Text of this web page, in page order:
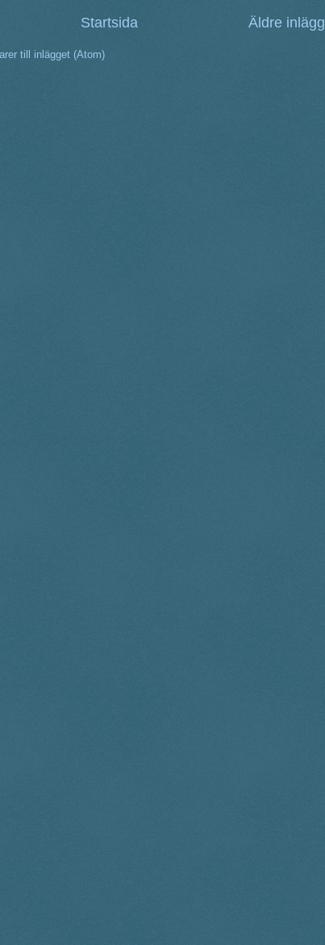
Äldre inlägg
Startsida
till inlägget (Atom)